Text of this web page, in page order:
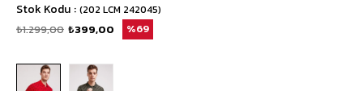
Stok Kodu (202 LCM 242045)
₺1.299,00 ₺399,00 69